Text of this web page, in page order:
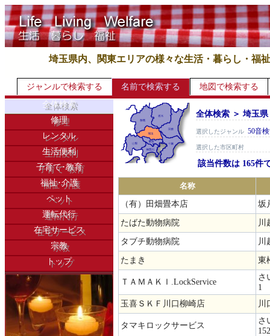
埼玉県内、関東エリアの様々な生活・暮らし・福
ジャンルで検索する 名前で検索する
地図で検索する
全体検索
修理
レンタル
生活便利
子育て･教育
福祉･介護
ペット
運転代行
在宅サービス
宗教
トップ
全体検索 ＞ 埼玉県
選択したジャンル 50音
選択した市区町村
該当件数は 165件
名称
（有）田畑畳本店
坂
たばた動物病院 川
タブチ動物病院 川
たまき 東
ＴＡＭＡＫＩ.LockService
さ
1
玉喜ＳＫＦ川口柳崎店
川
タマキロックサービス
さ